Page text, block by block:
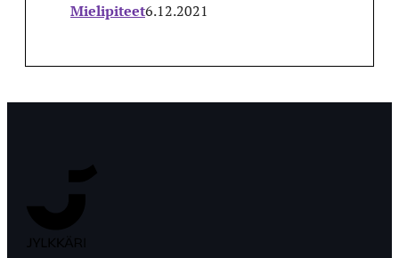
Mielipiteet6.12.2021